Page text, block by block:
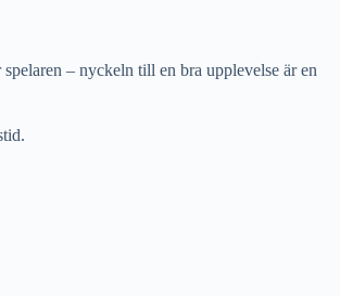
– nyckeln till en bra upplevelse är en